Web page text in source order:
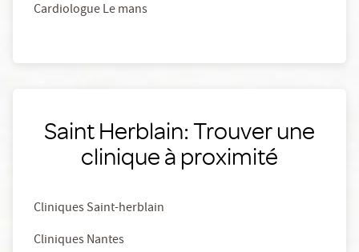
Cardiologue Le mans
Saint Herblain: Trouver une
clinique à proximité
Cliniques Saint-herblain
Cliniques Nantes